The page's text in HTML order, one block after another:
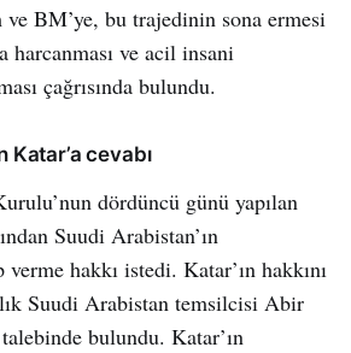
ve BM’ye, bu trajedinin sona ermesi
harcanması ve acil insani
çağrısında bulundu.
Katar’a cevabı
dördüncü günü yapılan
Suudi Arabistan’ın
verme hakkı istedi. Katar’ın hakkını
Suudi Arabistan temsilcisi Abir
bulundu. Katar’ın